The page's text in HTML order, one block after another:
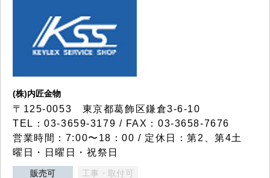
(株)内匠金物
〒125-0053 東京都葛飾区鎌倉3-6-10
TEL：03-3659-3179 / FAX：03-3658-7676
営業時間：7:00〜18：00 / 定休日：第2、第4土
曜日・日曜日・祝祭日
販売可 工事・取付可